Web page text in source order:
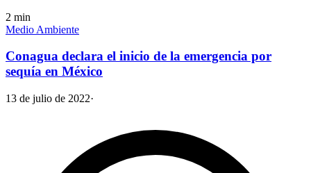
2 min
Medio Ambiente
Conagua declara el inicio de la emergencia por
sequía en México
13 de julio de 2022·